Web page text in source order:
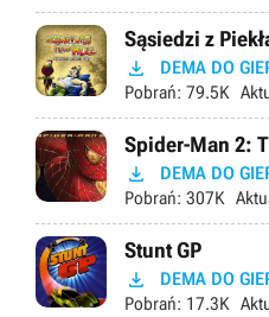
Sąsiedzi z
 DEMA DO
Pobrań: 79.5K
Spider-Man 2:
 DEMA DO
Pobrań: 307K
Stunt GP
 DEMA DO
Pobrań: 17.3K